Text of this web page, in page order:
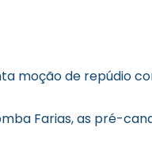
moção de repúdio
Farias, as pré-